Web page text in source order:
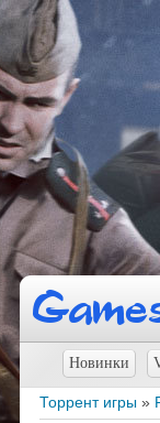
Новинки
Торрент игры »